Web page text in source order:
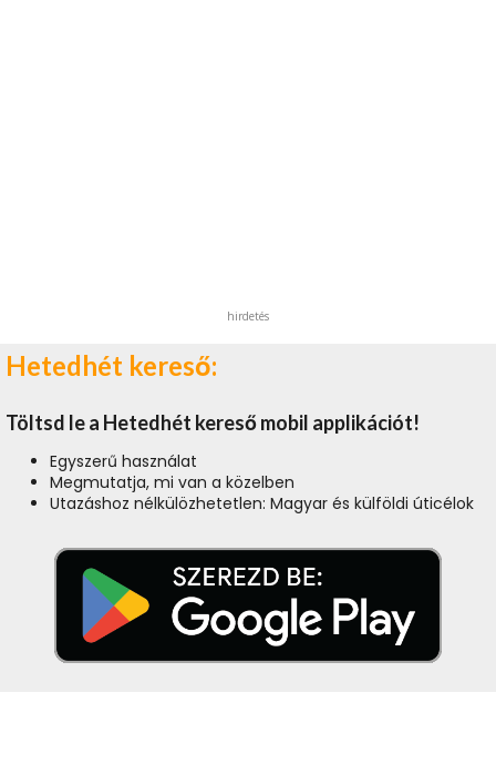
hirdetés
Hetedhét kereső:
Töltsd le a Hetedhét kereső mobil applikációt!
Egyszerű használat
Megmutatja, mi van a közelben
Utazáshoz nélkülözhetetlen: Magyar és külföldi úticélok